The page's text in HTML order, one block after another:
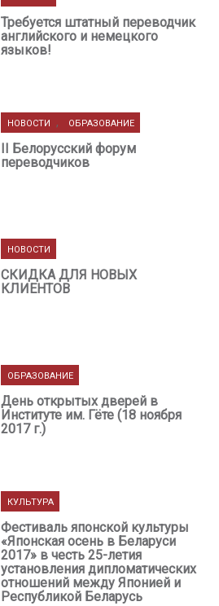
Требуется штатный переводчик
английского и немецкого
языков!
НОВОСТИ , ОБРАЗОВАНИЕ
II Белорусский форум
переводчиков
НОВОСТИ
СКИДКА ДЛЯ НОВЫХ
КЛИЕНТОВ
ОБРАЗОВАНИЕ
День открытых дверей в
Институте им. Гёте (18 ноября
2017 г.)
КУЛЬТУРА
Фестиваль японской культуры
«Японская осень в Беларуси
2017» в честь 25-летия
установления дипломатических
отношений между Японией и
Республикой Беларусь